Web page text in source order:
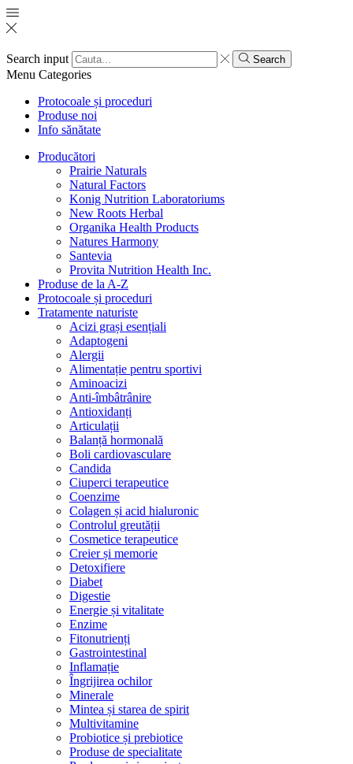
Search input Search
Menu Categories
Protocoale și proceduri
Produse noi
Info sănătate
Producători
Prairie Naturals
Natural Factors
Konig Nutrition Laboratoriums
New Roots Herbal
Organika Health Products
Natures Harmony
Santevia
Provita Nutrition Health Inc.
Produse de la A-Z
Protocoale și proceduri
Tratamente naturiste
Acizi grași esențiali
Adaptogeni
Alergii
Alimentație pentru sportivi
Aminoacizi
Anti-îmbâtrânire
Antioxidanți
Articulații
Balanță hormonală
Boli cardiovasculare
Candida
Ciuperci terapeutice
Coenzime
Colagen și acid hialuronic
Controlul greutății
Cosmetice terapeutice
Creier și memorie
Detoxifiere
Diabet
Digestie
Energie și vitalitate
Enzime
Fitonutrienți
Gastrointestinal
Inflamație
Îngrijirea ochilor
Minerale
Mintea și starea de spirit
Multivitamine
Probiotice și prebiotice
Produse de specialitate